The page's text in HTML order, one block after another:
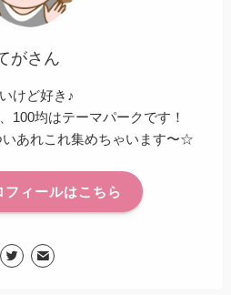
がさん
けど好き♪
100均はテーマパークです！
あれこれ集めちゃいます〜☆
フィールはこちら